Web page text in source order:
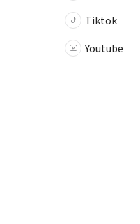
Tiktok
Youtube